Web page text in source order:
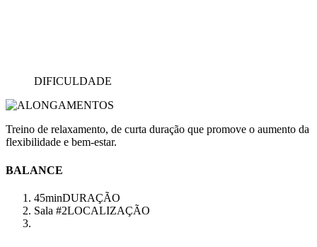
DIFICULDADE
Treino de relaxamento, de curta duração que promove o aumento da
flexibilidade e bem-estar.
BALANCE
45minDURAÇÃO
Sala #2LOCALIZAÇÃO